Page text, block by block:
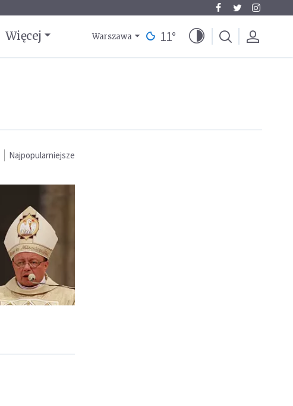
Więcej Warszawa 11°
Najpopularniejsze